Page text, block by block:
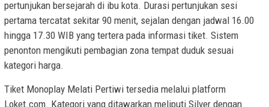
pertunjukan bersejarah di ibu kota. Durasi pertunjukan sesi
pertama tercatat sekitar 90 menit, sejalan dengan jadwal 16.00
hingga 17.30 WIB yang tertera pada informasi tiket. Sistem
penonton mengikuti pembagian zona tempat duduk sesuai
kategori harga.
Tiket Monoplay Melati Pertiwi tersedia melalui platform
Loket.com. Kategori yang ditawarkan meliputi Silver dengan